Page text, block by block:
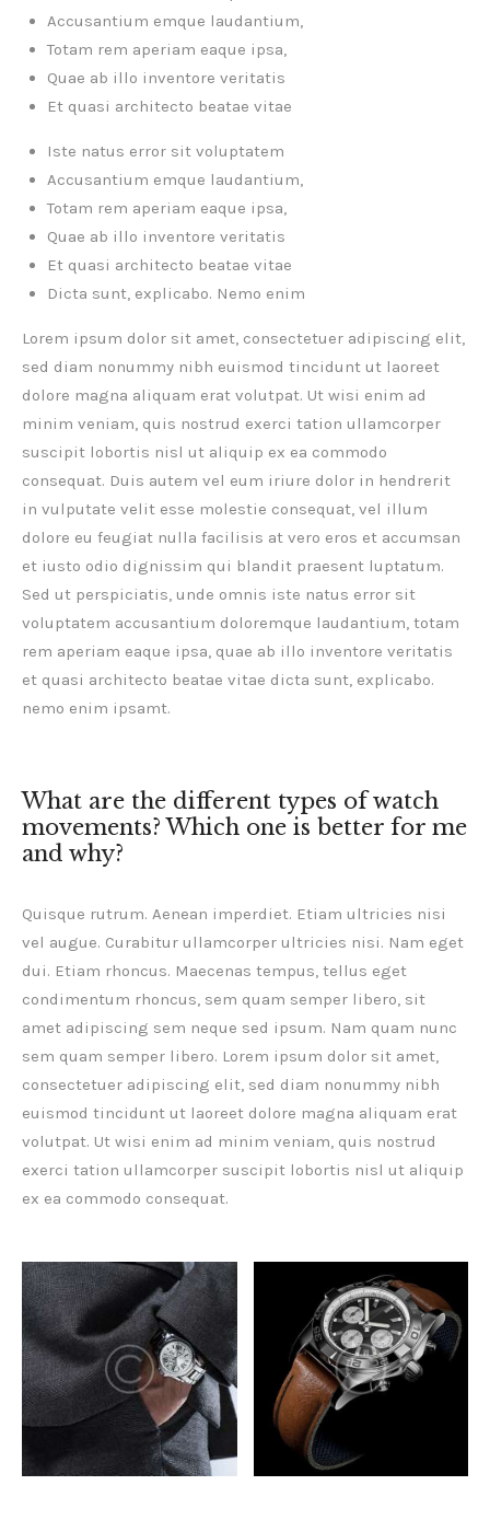
Accusantium emque laudantium,
Totam rem aperiam eaque ipsa,
Quae ab illo inventore veritatis
Et quasi architecto beatae vitae
Iste natus error sit voluptatem
Accusantium emque laudantium,
Totam rem aperiam eaque ipsa,
Quae ab illo inventore veritatis
Et quasi architecto beatae vitae
Dicta sunt, explicabo. Nemo enim
Lorem ipsum dolor sit amet, consectetuer adipiscing elit,
sed diam nonummy nibh euismod tincidunt ut laoreet
dolore magna aliquam erat volutpat. Ut wisi enim ad
minim veniam, quis nostrud exerci tation ullamcorper
suscipit lobortis nisl ut aliquip ex ea commodo
consequat. Duis autem vel eum iriure dolor in hendrerit
in vulputate velit esse molestie consequat, vel illum
dolore eu feugiat nulla facilisis at vero eros et accumsan
et iusto odio dignissim qui blandit praesent luptatum.
Sed ut perspiciatis, unde omnis iste natus error sit
voluptatem accusantium doloremque laudantium, totam
rem aperiam eaque ipsa, quae ab illo inventore veritatis
et quasi architecto beatae vitae dicta sunt, explicabo.
nemo enim ipsamt.
What are the different types of watch
movements? Which one is better for me
and why?
Quisque rutrum. Aenean imperdiet. Etiam ultricies nisi
vel augue. Curabitur ullamcorper ultricies nisi. Nam eget
dui. Etiam rhoncus. Maecenas tempus, tellus eget
condimentum rhoncus, sem quam semper libero, sit
amet adipiscing sem neque sed ipsum. Nam quam nunc
sem quam semper libero. Lorem ipsum dolor sit amet,
consectetuer adipiscing elit, sed diam nonummy nibh
euismod tincidunt ut laoreet dolore magna aliquam erat
volutpat. Ut wisi enim ad minim veniam, quis nostrud
exerci tation ullamcorper suscipit lobortis nisl ut aliquip
ex ea commodo consequat.